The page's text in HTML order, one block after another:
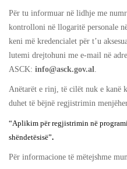
Për tu informuar në lidhje me
kontrolloni në llogaritë personale
keni më kredencialet për t’u
lutemi drejtohuni me e-mail në
ASCK: info@asck.gov.al.
Anëtarët e rinj, të cilët nuk e kanë
duhet të bëjnë regjistrimin
“Aplikim për regjistrimin në
shëndetësisë”.
Për informacione të mëtejshme